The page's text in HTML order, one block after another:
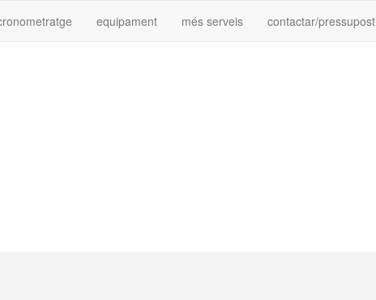
equipament més serveis contactar/pressupost